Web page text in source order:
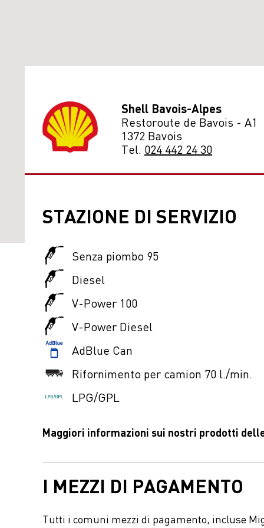
Shell Bavois-Alpes
Restoroute de Bavois - A1
1372 Bavois
Tel. 024 442 24 30
STAZIONE DI SERVIZIO
Senza piombo 95
Diesel
V-Power 100
V-Power Diesel
AdBlue Can
Rifornimento per camion 70 l./min.
LPG/GPL
Maggiori informazioni sui nostri prodotti
I MEZZI DI PAGAMENTO
Tutti i comuni mezzi di pagamento, incluse